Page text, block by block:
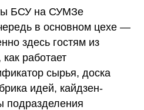
БСУ на СУМЗе
в основном цехе —
здесь гостям из
работает
сырья, доска
идей, кайдзен-
подразделения